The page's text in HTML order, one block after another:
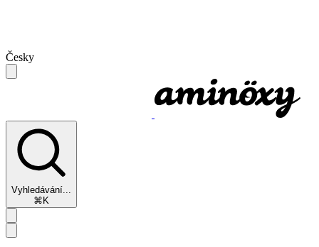
Česky
Vyhledávání...
⌘K